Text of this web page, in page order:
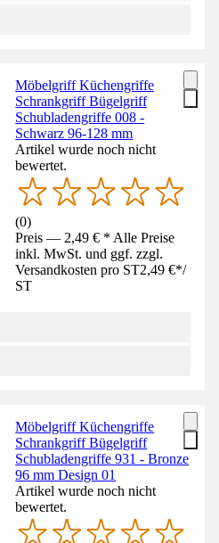
Möbelgriff Küchengriffe
Schrankgriff Bügelgriff
Schubladengriffe 008 -
Schwarz 96-128 mm
Artikel wurde noch nicht
bewertet.
(0)
Preis — 2,49 € * Alle Preise
inkl. MwSt. und ggf. zzgl.
Versandkosten pro ST2,49 €*/
ST
Möbelgriff Küchengriffe
Schrankgriff Bügelgriff
Schubladengriffe 931 - Bronze
96 mm Design 01
Artikel wurde noch nicht
bewertet.